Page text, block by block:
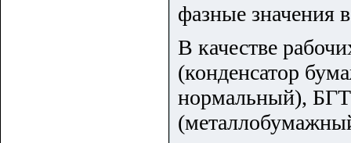
фазные значения
В качестве
(конденсатор
нормальный),